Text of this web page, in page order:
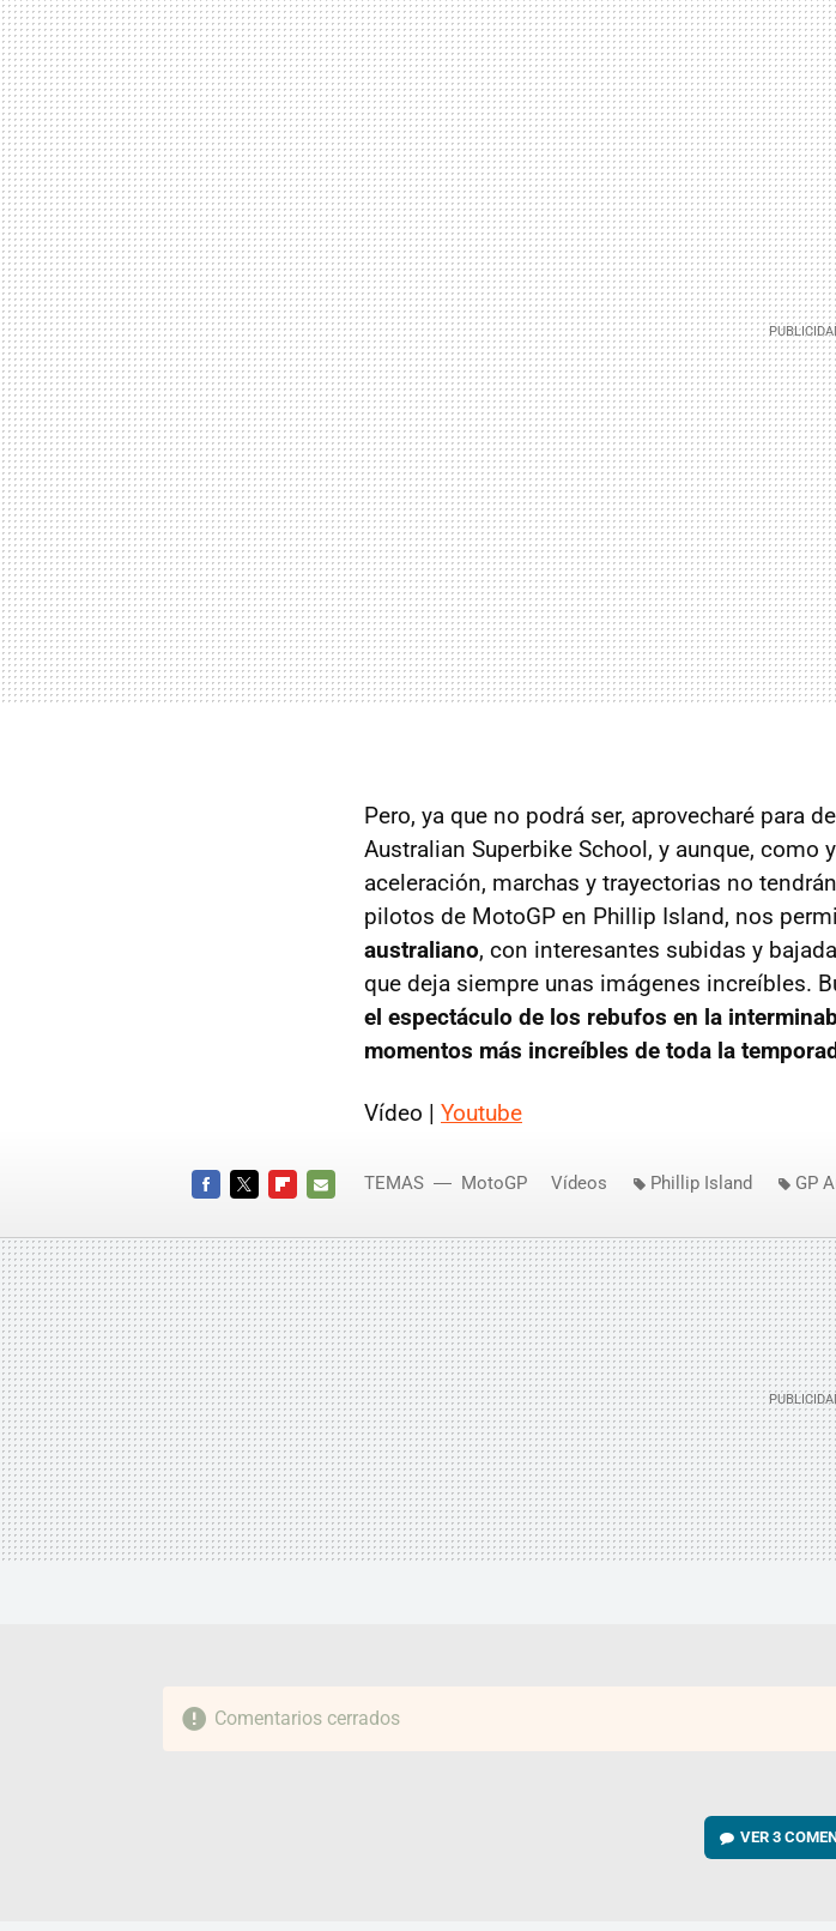
Pero, ya que no podrá ser, aprovecharé para
Australian Superbike School, y aunque,
aceleración, marchas y trayectorias no
pilotos de MotoGP en Phillip Island, nos
australiano, con interesantes subidas y
que deja siempre unas imágenes increíbles.
el espectáculo de los rebufos en la
momentos más increíbles de toda la
Vídeo | Youtube
MAIL
TEMAS MotoGP Vídeos Phillip Island GP
Comentarios cerrados
VER3